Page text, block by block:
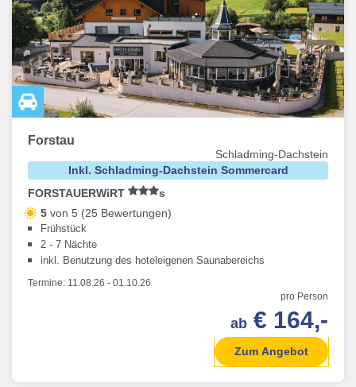
Forstau
Schladming-Dachstein
Inkl. Schladming-Dachstein Sommercard
FORSTAUERWiRT
s
5 von 5 (25 Bewertungen)
Frühstück
2 - 7 Nächte
inkl. Benutzung des hoteleigenen Saunabereichs
Termine: 11.08.26 - 01.10.26
pro Person
ab € 164,-
Zum Angebot